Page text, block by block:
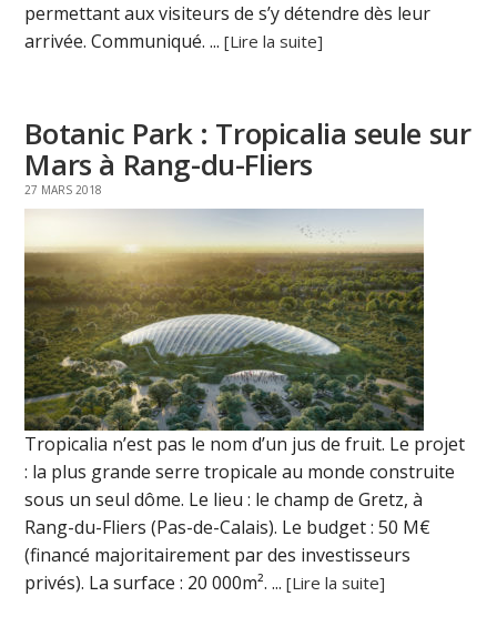
permettant aux visiteurs de s’y détendre dès leur
arrivée. Communiqué. ...[Lire la suite]
Botanic Park : Tropicalia seule sur
Mars à Rang-du-Fliers
27 MARS 2018
Tropicalia n’est pas le nom d’un jus de fruit. Le projet
: la plus grande serre tropicale au monde construite
sous un seul dôme. Le lieu : le champ de Gretz, à
Rang-du-Fliers (Pas-de-Calais). Le budget : 50 M€
(financé majoritairement par des investisseurs
privés). La surface : 20 000m². ...[Lire la suite]